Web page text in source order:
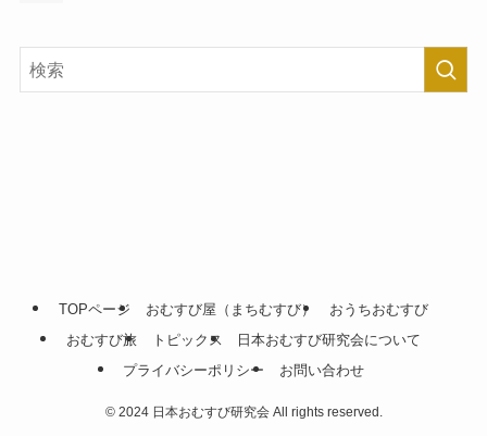
TOPページ おむすび屋（まちむすび）
おうちおむすび
おむすび旅
トピックス
日本おむすび研究会について
プライバシーポリシー
お問い合わせ
©2024 日本おむすび研究会 All rights reserved.